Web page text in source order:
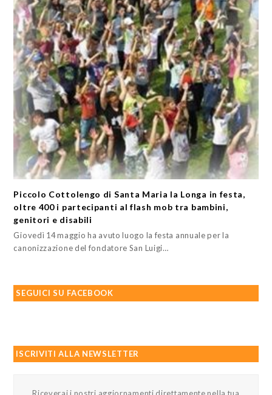
Piccolo Cottolengo di Santa Maria la Longa in festa,
oltre 400 i partecipanti al flash mob tra bambini,
genitori e disabili
Giovedì 14 maggio ha avuto luogo la festa annuale per la
canonizzazione del fondatore San Luigi…
SEGUICI SU FACEBOOK
ISCRIVITI ALLA NEWSLETTER